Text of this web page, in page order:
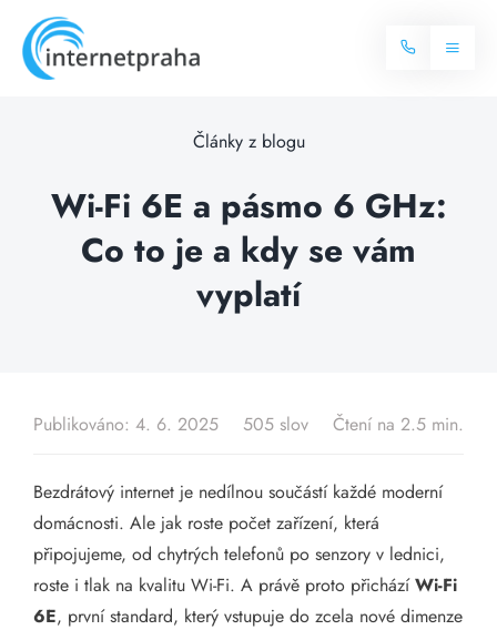
content
Toggle
Balíčky internetu
Více o internetu
Televize
Články z blogu
Wi-Fi 6E a pásmo 6 GHz:
Co to je a kdy se vám
vyplatí
Publikováno: 4. 6. 2025 505 slov Čtení na 2.5 min.
Bezdrátový internet je nedílnou součástí každé moderní
domácnosti. Ale jak roste počet zařízení, která
připojujeme, od chytrých telefonů po senzory v lednici,
roste i tlak na kvalitu Wi-Fi. A právě proto přicházíWi-Fi
6E, první standard, který vstupuje do zcela nové dimenze